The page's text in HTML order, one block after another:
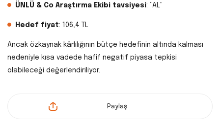
ÜNLÜ & Co Araştırma Ekibi tavsiyesi: “AL”
Hedef fiyat: 106,4 TL
Ancak özkaynak kârlılığının bütçe hedefinin altında kalması
nedeniyle kısa vadede hafif negatif piyasa tepkisi
olabileceği değerlendiriliyor.
Paylaş